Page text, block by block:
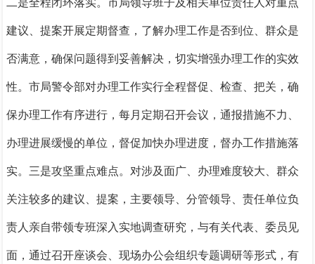
二是全程闭环落实。 市局领导班子及相关单位责任人 对重点
建议、提案开展定期督查 ， 了解办理工作是否到位、群众是
否满意，确保问题得到妥善解决 ，切实增强办理工作的实效
性。市局警令部对办理工作实行全程督促、检查、把关，确
保办理工作有序进行，每月定期召开会议，通报措施不力、
办理进展缓慢的单位，督促加快办理进度，督办工作措施落
实。 三是攻坚重点难点。 对涉及面广、办理难度较大、群众
关注较多的建议、提案，主要领导、分管领导、责任单位负
责人亲自带领专班深入实地调查研究，与有关代表、委员见
面，通过召开座谈会、现场办公会组织专题调研等形式，有